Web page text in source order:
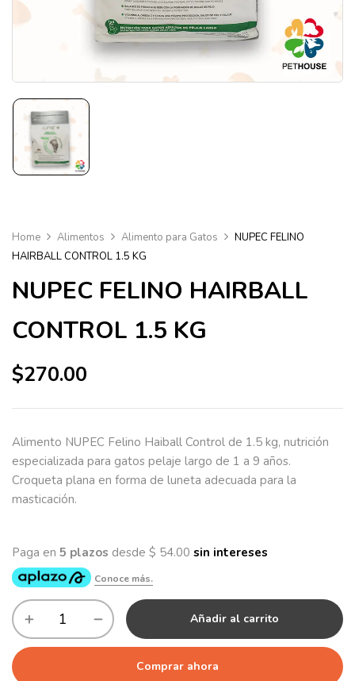
Home Alimentos Alimento para Gatos
NUPEC FELINO
HAIRBALL CONTROL 1.5 KG
NUPEC FELINO HAIRBALL
CONTROL 1.5 KG
$270.00
Alimento NUPEC Felino Haiball Control de 1.5 kg, nutrición
especializada para gatos pelaje largo de 1 a 9 años.
Croqueta plana en forma de luneta adecuada para la
masticación.
Añadir al carrito
Comprar ahora